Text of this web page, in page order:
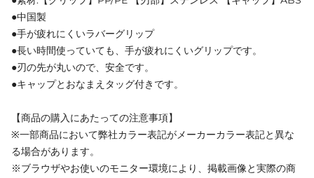
●中国製
●手が疲れにくいラバーグリップ
●長い時間使っていても、手が疲れにくいグリップです。
●刃の先が丸いので、安全です。
●キャップとおなまえタッグ付きです。
【商品の購入にあたっての注意事項】
※一部商品において弊社カラー表記がメーカーカラー表記と異な
る場合があります。
※ブラウザやお使いのモニター環境により、掲載画像と実際の商